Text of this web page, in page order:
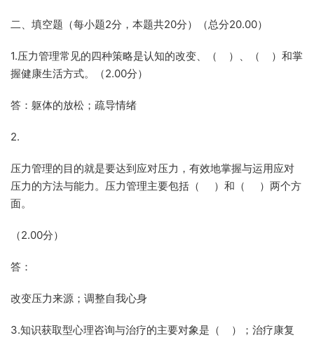
二、填空题（每小题2分，本题共20分）（总分20.00）
1.压力管理常见的四种策略是认知的改变、（ ）、（ ）和掌
握健康生活方式。（2.00分）
答：躯体的放松；疏导情绪
2.
压力管理的目的就是要达到应对压力，有效地掌握与运用应对
压力的方法与能力。压力管理主要包括（ ）和（ ）两个方
面。
（2.00分）
答：
改变压力来源；调整自我心身
3.知识获取型心理咨询与治疗的主要对象是（ ）；治疗康复